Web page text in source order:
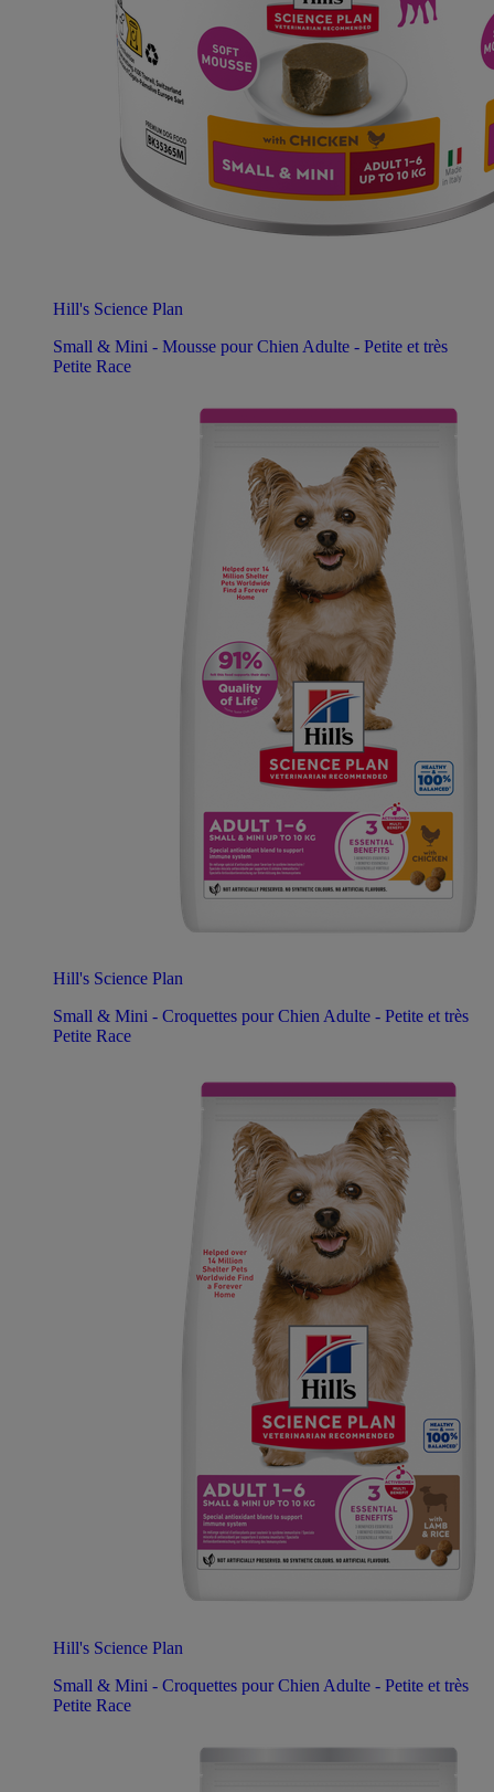
Hill's Science Plan
Small & Mini - Mousse pour Chien Adulte - Petite et très
Petite Race
Hill's Science Plan
Small & Mini - Croquettes pour Chien Adulte - Petite et très
Petite Race
Hill's Science Plan
Small & Mini - Croquettes pour Chien Adulte - Petite et très
Petite Race